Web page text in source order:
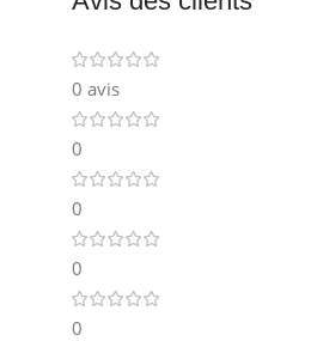
0 avis
0
0
0
0